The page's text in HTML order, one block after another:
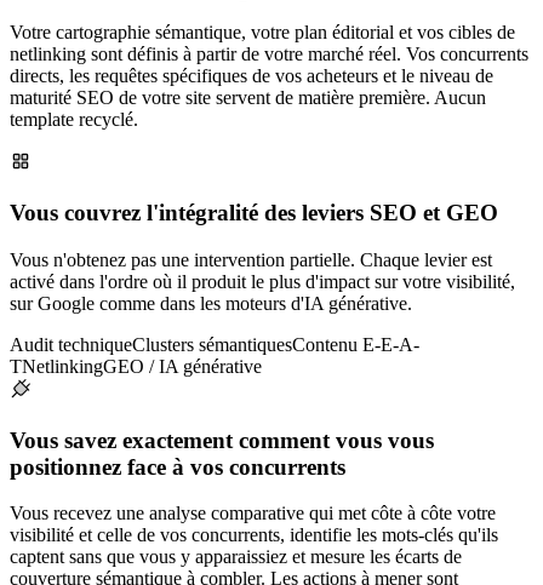
Votre cartographie sémantique, votre plan éditorial et vos cibles de
netlinking sont définis à partir de votre marché réel. Vos concurrents
directs, les requêtes spécifiques de vos acheteurs et le niveau de
maturité SEO de votre site servent de matière première. Aucun
template recyclé.
Vous couvrez l'intégralité des leviers SEO et GEO
Vous n'obtenez pas une intervention partielle. Chaque levier est
activé dans l'ordre où il produit le plus d'impact sur votre visibilité,
sur Google comme dans les moteurs d'IA générative.
Audit techniqueClusters sémantiquesContenu E-E-A-
TNetlinkingGEO / IA générative
Vous savez exactement comment vous vous
positionnez face à vos concurrents
Vous recevez une analyse comparative qui met côte à côte votre
visibilité et celle de vos concurrents, identifie les mots-clés qu'ils
captent sans que vous y apparaissiez et mesure les écarts de
couverture sémantique à combler. Les actions à mener sont